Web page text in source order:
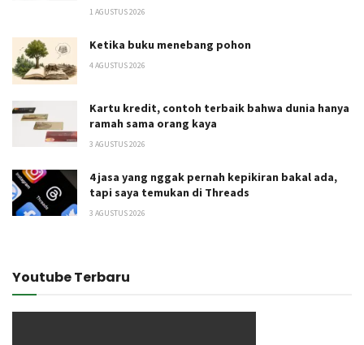
1 AGUSTUS 2026
Ketika buku menebang pohon
4 AGUSTUS 2026
Kartu kredit, contoh terbaik bahwa dunia hanya
ramah sama orang kaya
3 AGUSTUS 2026
4 jasa yang nggak pernah kepikiran bakal ada,
tapi saya temukan di Threads
3 AGUSTUS 2026
Youtube Terbaru